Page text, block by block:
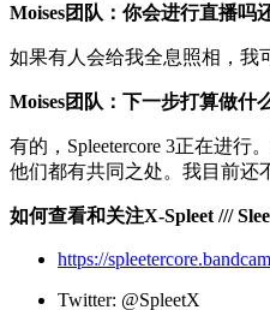
Moises团队：你会进行直播吗
如果有人会给我全息照相，我
Moises团队：下一步打算做什
有的，Spleetercore 3正在进行
他们都有共同之处。我目前还
如何查看和关注X-Spleet ///
https://
Twitter: @SpleetX